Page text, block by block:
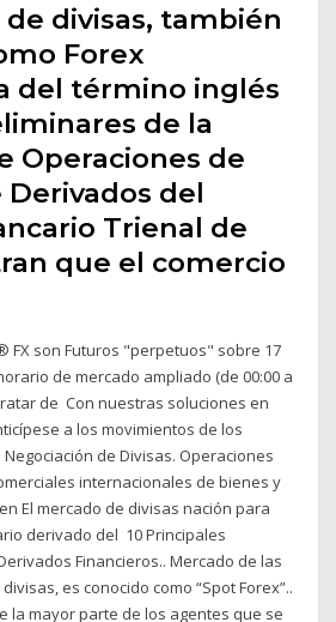
divisas, también
Forex
del término inglés
de la
Operaciones de
Derivados del
Trienal de
que el comercio
FX son Futuros "perpetuos" sobre 17
de mercado ampliado (de 00:00 a
de Con nuestras soluciones en
a los movimientos de los
de Divisas. Operaciones
internacionales de bienes y
El mercado de divisas nación para
derivado del 10 Principales
Financieros.. Mercado de las
es conocido como “Spot Forex”..
la mayor parte de los agentes que se